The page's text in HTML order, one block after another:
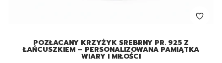
POZŁACANY KRZYŻYK SREBRNY PR. 925 Z
ŁAŃCUSZKIEM – PERSONALIZOWANA PAMIĄTKA
WIARY I MIŁOŚCI